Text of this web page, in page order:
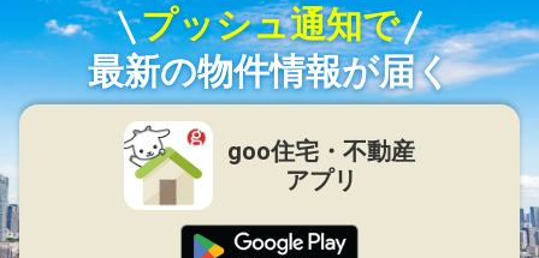
プッシュ通知で
最新の物件情報が届く
goo住宅・不動産
アプリ